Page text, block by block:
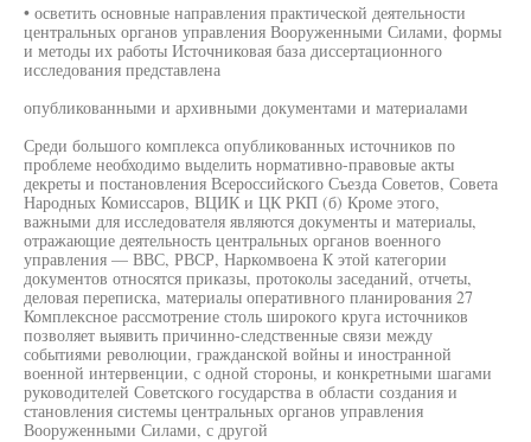
• осветить основные направления практической деятельности
центральных органов управления Вооруженными Силами, формы
и методы их работы Источниковая база диссертационного
исследования представлена
опубликованными и архивными документами и материалами
Среди большого комплекса опубликованных источников по
проблеме необходимо выделить нормативно-правовые акты
декреты и постановления Всероссийского Съезда Советов, Совета
Народных Комиссаров, ВЦИК и ЦК РКП (б) Кроме этого,
важными для исследователя являются документы и материалы,
отражающие деятельность центральных органов военного
управления — ВВС, РВСР, Наркомвоена К этой категории
документов относятся приказы, протоколы заседаний, отчеты,
деловая переписка, материалы оперативного планирования 27
Комплексное рассмотрение столь широкого круга источников
позволяет выявить причинно-следственные связи между
событиями революции, гражданской войны и иностранной
военной интервенции, с одной стороны, и конкретными шагами
руководителей Советского государства в области создания и
становления системы центральных органов управления
Вооруженными Силами, с другой